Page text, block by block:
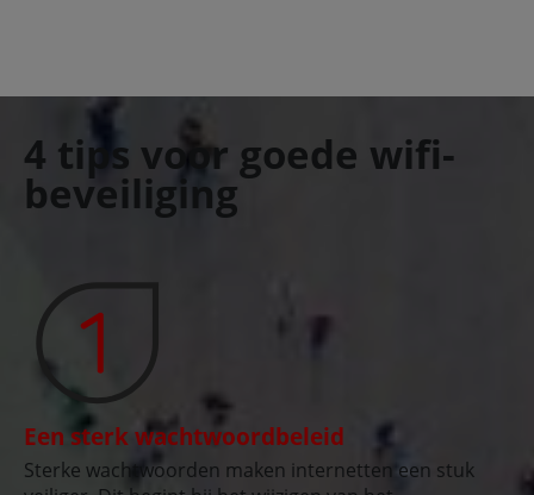
4 tips voor goede wifi-
beveiliging
Een sterk wachtwoordbeleid
Sterke wachtwoorden maken internetten een stuk